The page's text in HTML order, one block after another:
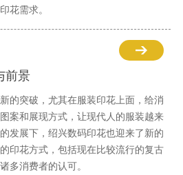
花需求。
前景
的突破，尤其在服装印花上面，给消
案和展现方式，让现代人的服装越来
发展下，绍兴数码印花也迎来了新的
印花方式，包括现在比较流行的复古
多消费者的认可。